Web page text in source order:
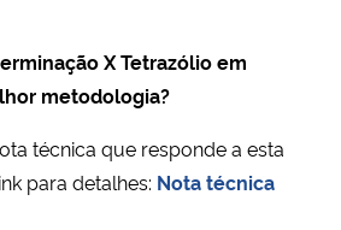
X Tetrazólio em
metodologia?
técnica que responde a esta
para detalhes: Nota técnica